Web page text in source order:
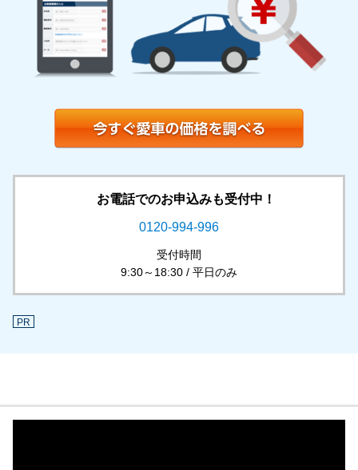
お電話でのお申込みも受付中！
0120-994-996
受付時間
9:30～18:30 / 平日のみ
PR